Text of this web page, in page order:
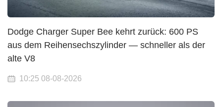
Dodge Charger Super Bee kehrt zurück: 600 PS
aus dem Reihensechszylinder — schneller als der
alte V8
10:25 08-08-2026